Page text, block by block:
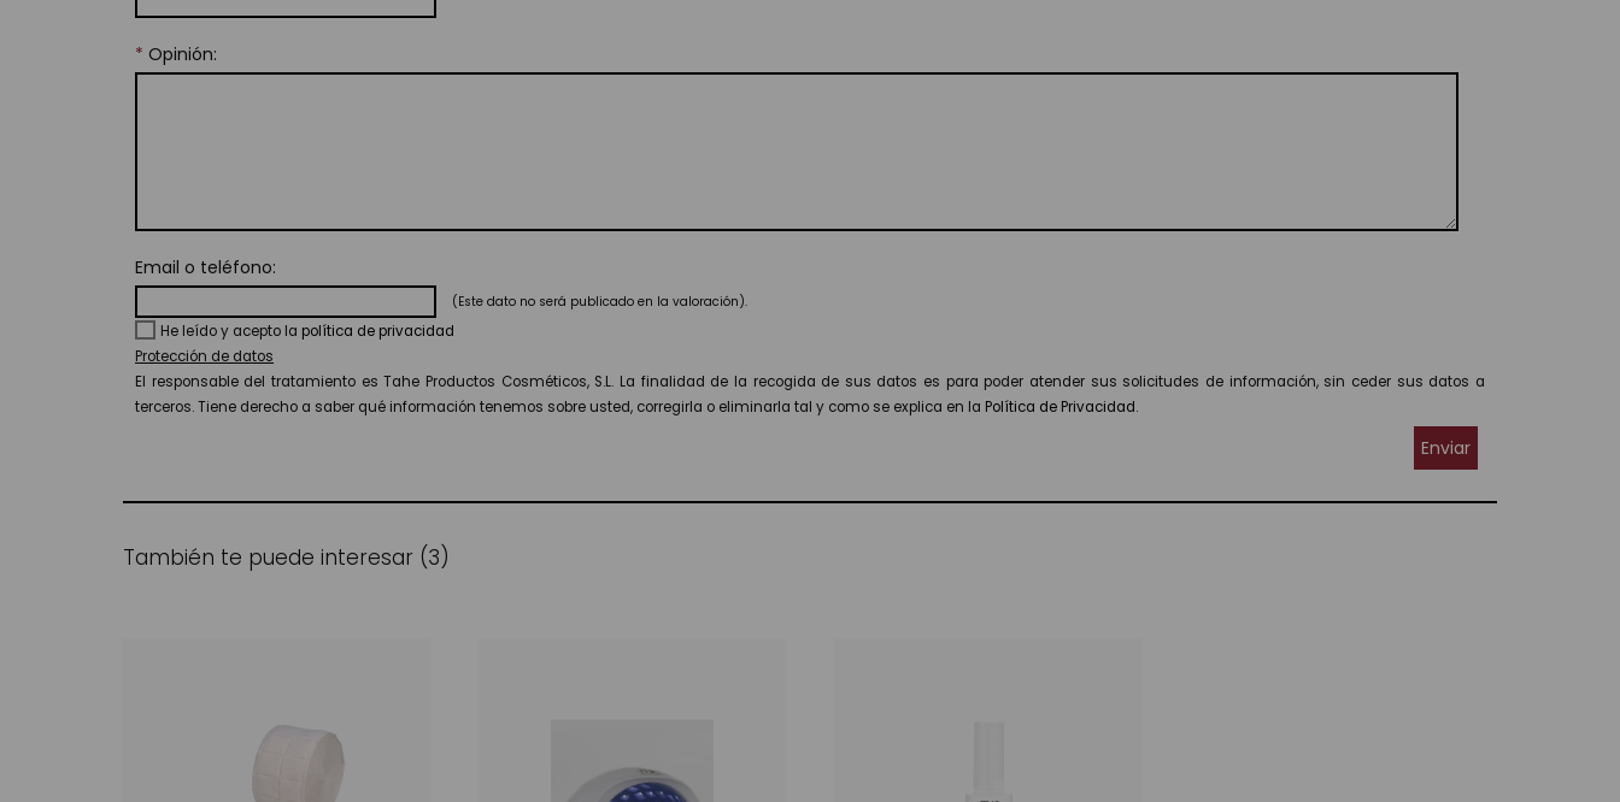
* Opinión:
Email o teléfono:
(Este dato no será publicado en la valoración).
He leído y acepto la política de privacidad
Protección de datos
El responsable del tratamiento es Tahe Productos Cosméticos, S.L. La finalidad de la recogida de sus datos es para poder atender sus solicitudes de información, sin ceder sus datos a
terceros. Tiene derecho a saber qué información tenemos sobre usted, corregirla o eliminarla tal y como se explica en la Política de Privacidad.
Enviar
También te puede interesar (3)